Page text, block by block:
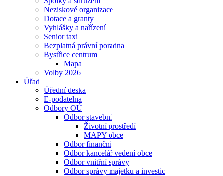
Neziskové organizace
Dotace a granty
Vyhlášky a nařízení
Senior taxi
Bezplatná právní poradna
Bystřice centrum
Mapa
Volby 2026
Úřad
Úřední deska
E-podatelna
Odbory OÚ
Odbor stavební
Životní prostředí
MAPY obce
Odbor finanční
Odbor kancelář vedení obce
Odbor vnitřní správy
Odbor správy majetku a investic